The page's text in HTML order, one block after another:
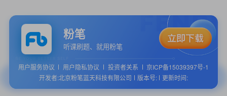
粉笔
听课刷题、就用粉笔
用户服务协议 用户隐私协议 投资者关系
京ICP备15039397号-1
开发者:北京粉笔蓝天科技有限公司
版本号: 更新时间: